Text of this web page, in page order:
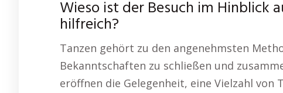
Wieso ist der Besuch im Hinblick
hilfreich?
Tanzen gehört zu den angenehmsten
Bekanntschaften zu schließen und
eröffnen die Gelegenheit, eine Vielzahl